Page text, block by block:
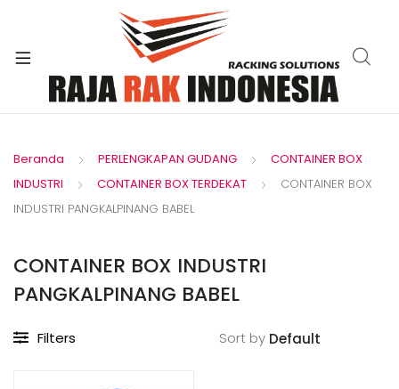
Beranda PERLENGKAPAN GUDANG
CONTAINER BOX
INDUSTRI
CONTAINER BOX TERDEKAT
CONTAINER BOX
INDUSTRI PANGKALPINANG BABEL
CONTAINER BOX INDUSTRI
PANGKALPINANG BABEL
Filters Sort by